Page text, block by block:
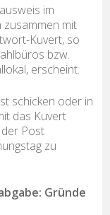
im
zusammen mit
Kuvert, so
bzw.
erscheint.
schicken oder in
das Kuvert
Post
zu
Gründe